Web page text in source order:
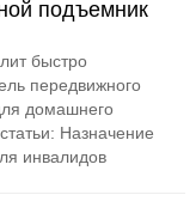
подъемник
быстро
передвижного
домашнего
Назначение
инвалидов